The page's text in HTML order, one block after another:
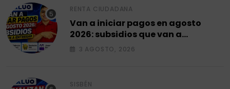
RENTA CIUDADANA
Van a iniciar pagos en agosto
2026: subsidios que van a
entregar.
3 AGOSTO, 2026
SISBÉN